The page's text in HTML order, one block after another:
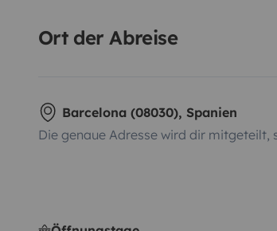
Ort der Abreise
Barcelona (08030), Spanien
Die genaue Adresse wird dir